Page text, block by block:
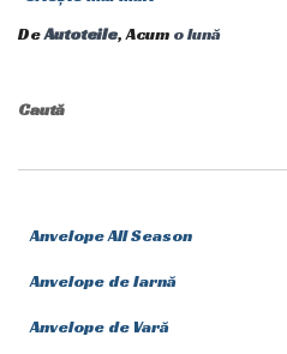
DeAutoteile, Acum o lună
Caută
Anvelope All Season
Anvelope de Iarnă
Anvelope de Vară